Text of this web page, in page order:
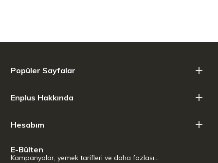
Popüler Sayfalar
Enplus Hakkında
Hesabım
E-Bülten
Kampanyalar, yemek tarifleri ve daha fazlası…